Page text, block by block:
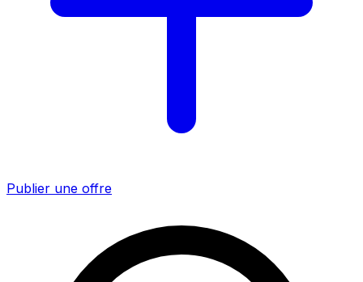
Publier une offre